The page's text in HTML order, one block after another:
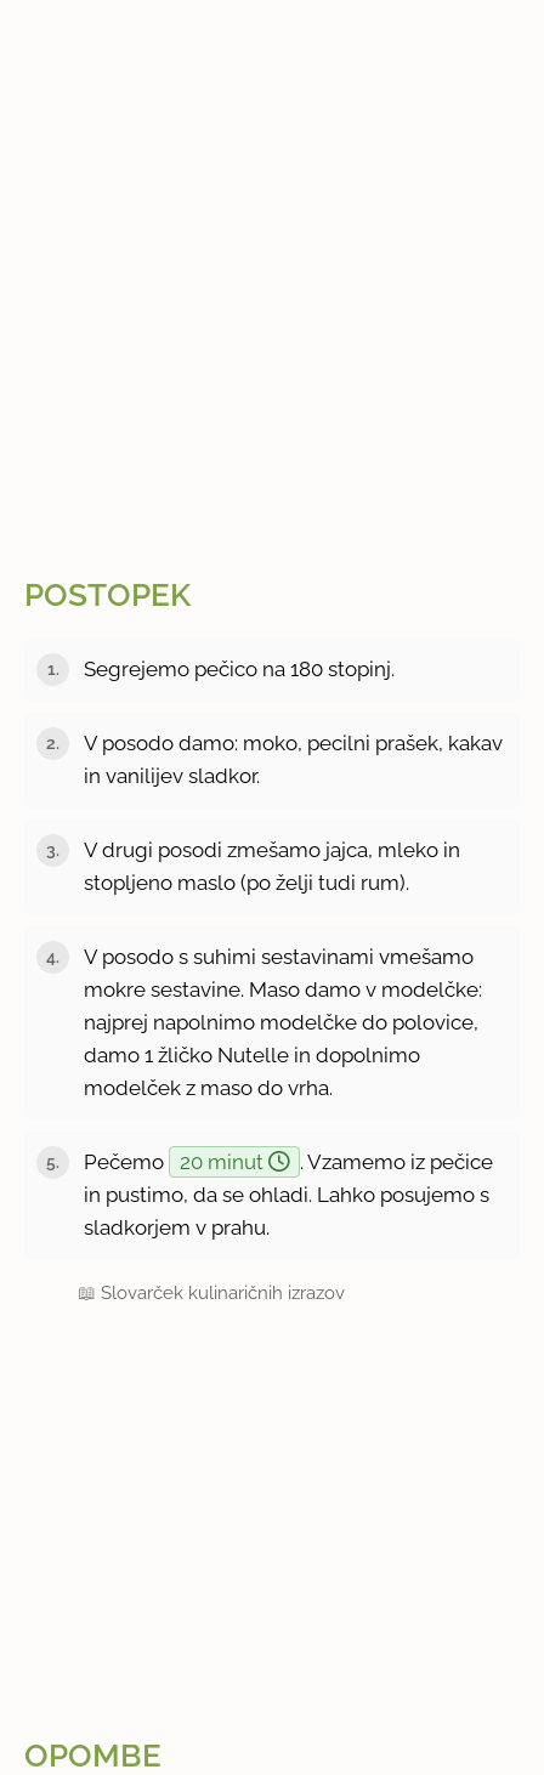
POSTOPEK
Segrejemo pečico na 180 stopinj.
V posodo damo: moko, pecilni prašek, kakav
in vanilijev sladkor.
V drugi posodi zmešamo jajca, mleko in
stopljeno maslo (po želji tudi rum).
V posodo s suhimi sestavinami vmešamo
mokre sestavine. Maso damo v modelčke:
najprej napolnimo modelčke do polovice,
damo 1 žličko Nutelle in dopolnimo
modelček z maso do vrha.
Pečemo 20 minut
. Vzamemo iz pečice
in pustimo, da se ohladi. Lahko posujemo s
sladkorjem v prahu.
📖Slovarček kulinaričnih izrazov
OPOMBE